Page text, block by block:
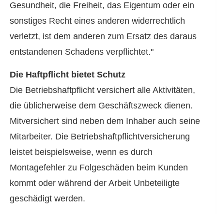
Gesundheit, die Freiheit, das Eigentum oder ein
sonstiges Recht eines anderen widerrechtlich
verletzt, ist dem anderen zum Ersatz des daraus
entstandenen Schadens verpflichtet."
Die Haft­pflicht bietet Schutz
Die Betriebshaftpflicht versichert alle Aktivitäten,
die üblicherweise dem Geschäftszweck dienen.
Mitversichert sind neben dem Inhaber auch seine
Mitarbeiter. Die Betriebshaftpflichtversicherung
leistet beispielsweise, wenn es durch
Montagefehler zu Folgeschäden beim Kunden
kommt oder während der Arbeit Unbeteiligte
geschädigt werden.